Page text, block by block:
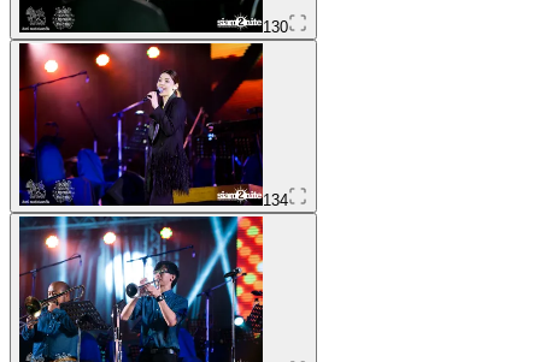
130
134